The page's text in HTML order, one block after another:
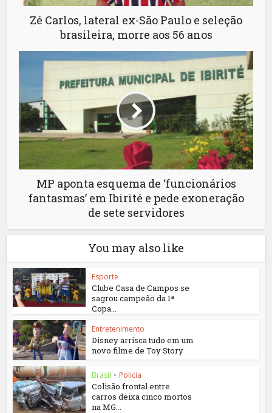
Zé Carlos, lateral ex-São Paulo e seleção
brasileira, morre aos 56 anos
MP aponta esquema de ‘funcionários
fantasmas’ em Ibirité e pede exoneração
de sete servidores
You may also like
Esporte
Clube Casa de Campos se
sagrou campeão da 1ª
Copa...
Entretenimento
Disney arrisca tudo em um
novo filme de Toy Story
Brasil • Policia
Colisão frontal entre
carros deixa cinco mortos
na MG...